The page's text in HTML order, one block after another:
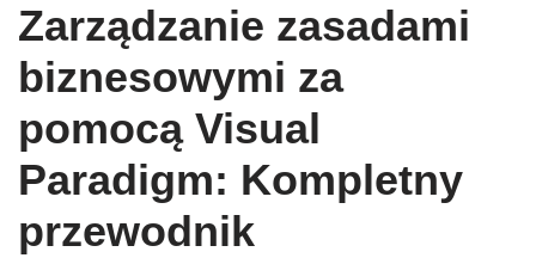
Zarządzanie zasadami
biznesowymi za
pomocą Visual
Paradigm: Kompletny
przewodnik